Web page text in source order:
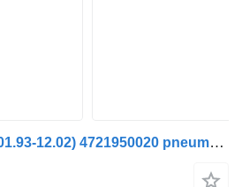
Volvo FH12 1-serija (01.93-12.02) 4721950020 pneumatski ventil za Volvo FH12, FH16, NH12, FH, VNL780 (1993-2014) kamiona